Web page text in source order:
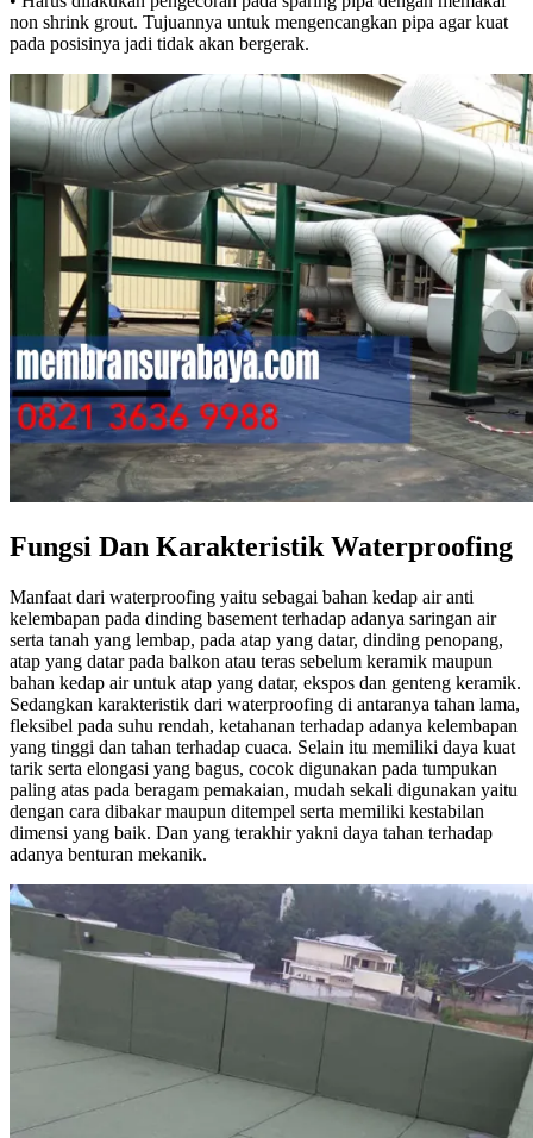
non shrink grout. Tujuannya untuk mengencangkan pipa agar kuat
pada posisinya jadi tidak akan bergerak.
Fungsi Dan Karakteristik Waterproofing
Manfaat dari waterproofing yaitu sebagai bahan kedap air anti
kelembapan pada dinding basement terhadap adanya saringan air
serta tanah yang lembap, pada atap yang datar, dinding penopang,
atap yang datar pada balkon atau teras sebelum keramik maupun
bahan kedap air untuk atap yang datar, ekspos dan genteng keramik.
Sedangkan karakteristik dari waterproofing di antaranya tahan lama,
fleksibel pada suhu rendah, ketahanan terhadap adanya kelembapan
yang tinggi dan tahan terhadap cuaca. Selain itu memiliki daya kuat
tarik serta elongasi yang bagus, cocok digunakan pada tumpukan
paling atas pada beragam pemakaian, mudah sekali digunakan yaitu
dengan cara dibakar maupun ditempel serta memiliki kestabilan
dimensi yang baik. Dan yang terakhir yakni daya tahan terhadap
adanya benturan mekanik.